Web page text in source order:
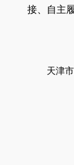
接、自主
天津市